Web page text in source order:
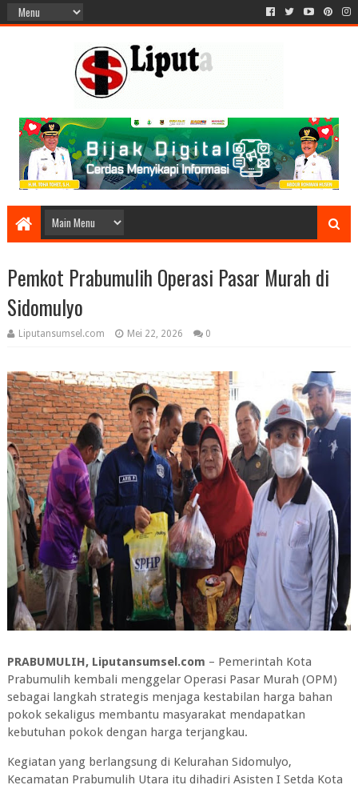
Pemkot Prabumulih Operasi Pasar Murah di
Sidomulyo
Liputansumsel.com Mei 22, 2026 0
PRABUMULIH, Liputansumsel.com – Pemerintah Kota
Prabumulih kembali menggelar Operasi Pasar Murah (OPM)
sebagai langkah strategis menjaga kestabilan harga bahan
pokok sekaligus membantu masyarakat mendapatkan
kebutuhan pokok dengan harga terjangkau.
Kegiatan yang berlangsung di Kelurahan Sidomulyo,
Kecamatan Prabumulih Utara itu dihadiri Asisten I Setda Kota